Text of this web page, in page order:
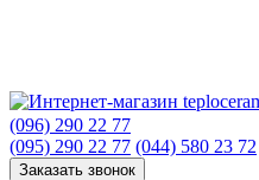
(096) 290 22 77
(095) 290 22 77 (044) 580 23 72
Заказать звонок